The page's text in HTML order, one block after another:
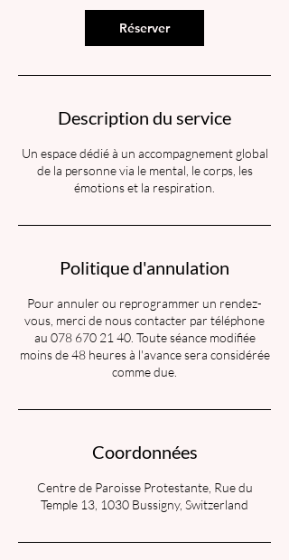
Réserver
Description du service
Un espace dédié à un accompagnement global
de la personne via le mental, le corps, les
émotions et la respiration.
Politique d'annulation
Pour annuler ou reprogrammer un rendez-
vous, merci de nous contacter par téléphone
au 078 670 21 40. Toute séance modifiée
moins de 48 heures à l'avance sera considérée
comme due.
Coordonnées
Centre de Paroisse Protestante, Rue du
Temple 13, 1030 Bussigny, Switzerland